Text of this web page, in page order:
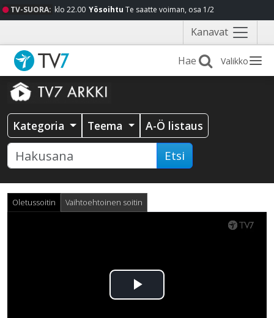
TV-SUORA: klo 22.00 Yösoihtu Te saatte voiman, osa 1/2
Kanavat Näytä
valikko
Valikko
Kategoria Teema A-Ö listaus
Etsi
Oletussoitin Vaihtoehtoinen soitin
Toista